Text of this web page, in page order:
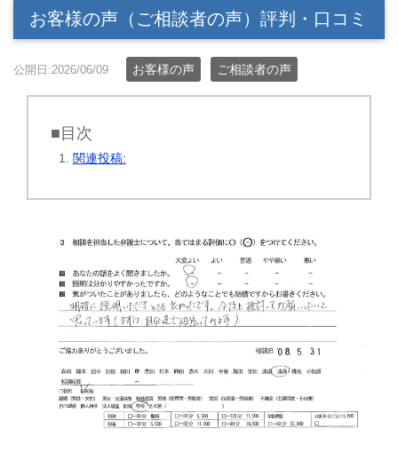
お客様の声（ご相談者の声）評判・口コミ
公開日:2026/06/09 お客様の声 ご相談者の声
■目次
関連投稿: